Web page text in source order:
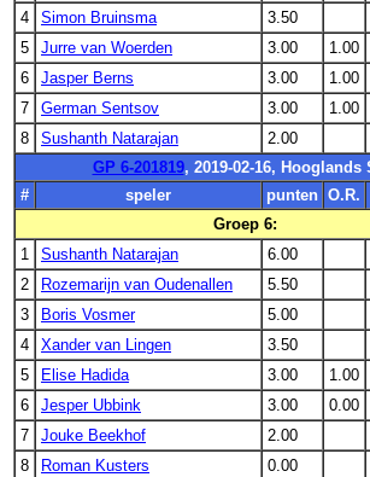
4
Simon Bruinsma 3.50
5
Jurre van Woerden 3.00 1.00
6
Jasper Berns 3.00 1.00
7
German Sentsov 3.00 1.00
8
Sushanth Natarajan 2.00
GP 6-201819, 2019-02-16, Hooglands
#
speler punten O.R.
Groep 6:
1
Sushanth Natarajan 6.00
2
Rozemarijn van Oudenallen 5.50
3
Boris Vosmer 5.00
4
Xander van Lingen 3.50
5
Elise Hadida 3.00 1.00
6
Jesper Ubbink 3.00 0.00
7
Jouke Beekhof 2.00
8
Roman Kusters 0.00